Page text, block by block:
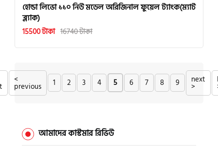
হোন্ডা লিভো ১১০ নিউ মডেল অরিজিনাল ফুয়েল ট্যাংক(ম্যাট
ব্ল্যাক)
15500 টাকা 16740 টাকা
<
previous 1 2 3 4 5 6 7 8 9 next
>
আমাদের কাস্টমার রিভিউ